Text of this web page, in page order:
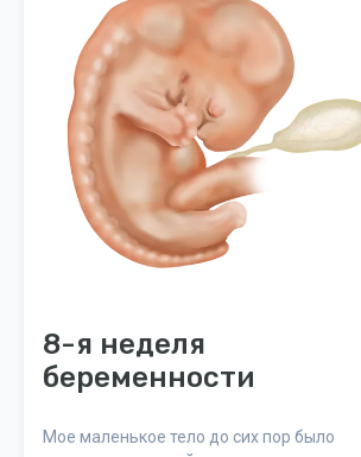
8-я неделя
беременности
Мое маленькое тело до сих пор было